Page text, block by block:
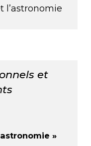
l’astronomie
et
»